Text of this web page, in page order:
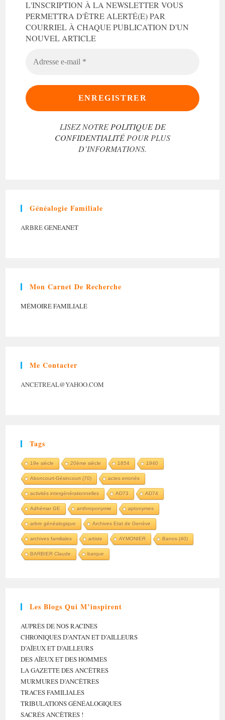
L'INSCRIPTION À LA NEWSLETTER VOUS
PERMETTRA D'ÊTRE ALERTÉ(E) PAR
COURRIEL À CHAQUE PUBLICATION D'UN
NOUVEL ARTICLE
LISEZ NOTRE POLITIQUE DE
CONFIDENTIALITÉ POUR PLUS
D’INFORMATIONS.
Généalogie Familiale
ARBREGENEANET
Mon Carnet De Recherche
MÉMOIRE FAMILIALE
Me Contacter
ANCETREAL@YAHOO.COM
Tags
19e siècle 20ème siècle 1854 1940
Aboncourt-Gésincourt (70) actes erronés
activités intergénérationnelles AD73 AD74
Adhémar GE anthroponymie aptonymes
arbre généalogique Archives Etat de Genève
archives familiales artiste AYMONIER Banos (40)
BARBIER Claude barque
Les Blogs Qui M’inspirent
AUPRÈS DE NOS RACINES
CHRONIQUES D’ANTAN ET D’AILLEURS
D’AÏEUX ET D’AILLEURS
DES AÏEUX ET DES HOMMES
LA GAZETTE DES ANCÊTRES
MURMURES D’ANCÊTRES
TRACES FAMILIALES
TRIBULATIONS GÉNÉALOGIQUES
SACRÉS ANCÊTRES !